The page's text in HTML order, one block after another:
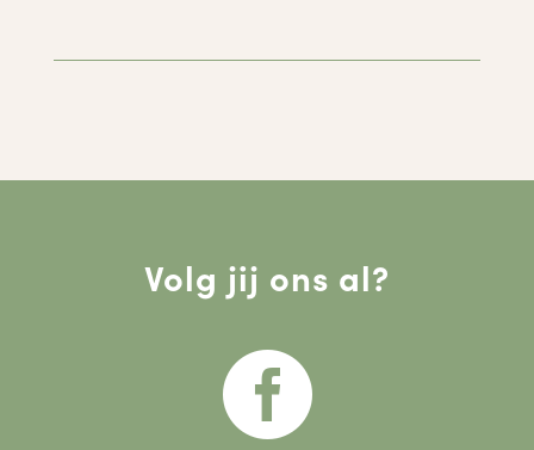
Volg jij ons al?
